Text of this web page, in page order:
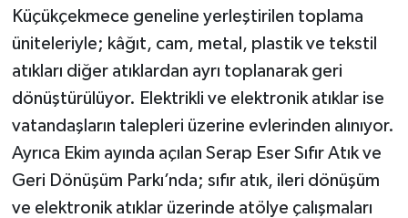
Küçükçekmece geneline yerleştirilen toplama
üniteleriyle; kâğıt, cam, metal, plastik ve tekstil
atıkları diğer atıklardan ayrı toplanarak geri
dönüştürülüyor. Elektrikli ve elektronik atıklar ise
vatandaşların talepleri üzerine evlerinden alınıyor.
Ayrıca Ekim ayında açılan Serap Eser Sıfır Atık ve
Geri Dönüşüm Parkı’nda; sıfır atık, ileri dönüşüm
ve elektronik atıklar üzerinde atölye çalışmaları